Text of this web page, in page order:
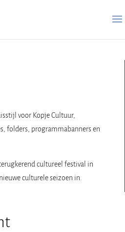
voor Kopje Cultuur,
folders, programmabanners en
cultureel festival in
culturele seizoen in.